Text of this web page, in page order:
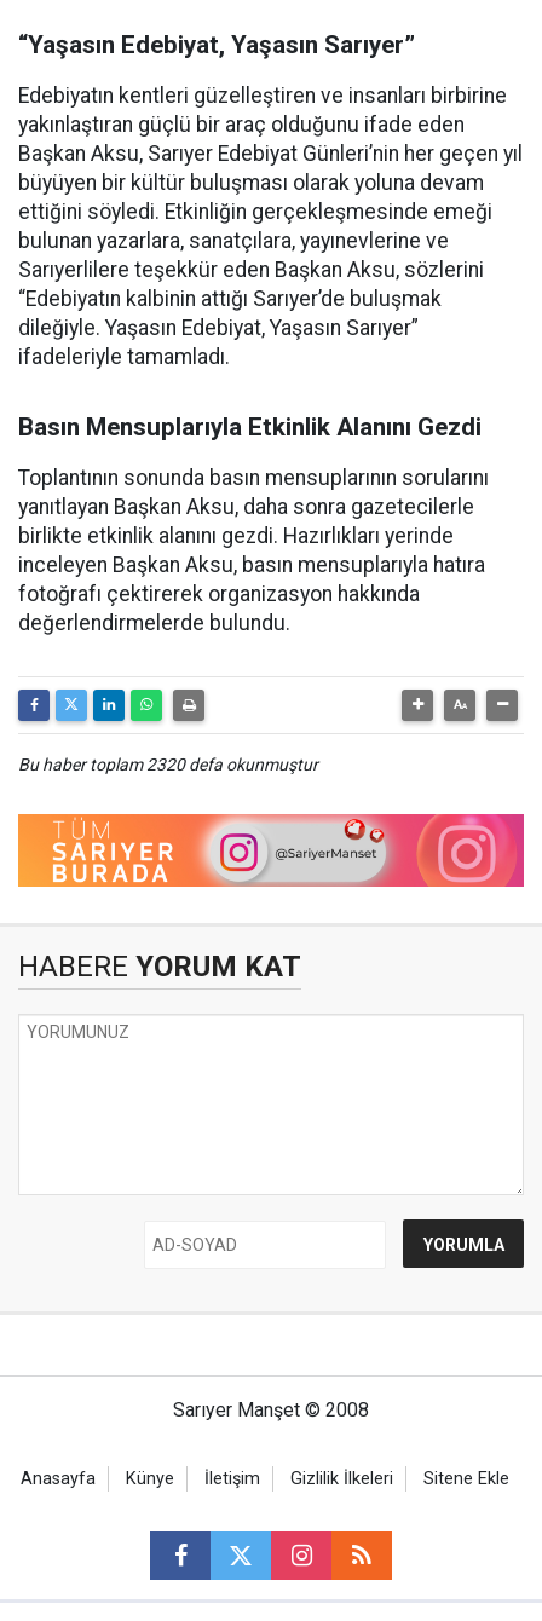
“Yaşasın Edebiyat, Yaşasın Sarıyer”
Edebiyatın kentleri güzelleştiren ve insanları birbirine
yakınlaştıran güçlü bir araç olduğunu ifade eden
Başkan Aksu, Sarıyer Edebiyat Günleri’nin her geçen yıl
büyüyen bir kültür buluşması olarak yoluna devam
ettiğini söyledi. Etkinliğin gerçekleşmesinde emeği
bulunan yazarlara, sanatçılara, yayınevlerine ve
Sarıyerlilere teşekkür eden Başkan Aksu, sözlerini
“Edebiyatın kalbinin attığı Sarıyer’de buluşmak
dileğiyle. Yaşasın Edebiyat, Yaşasın Sarıyer”
ifadeleriyle tamamladı.
Basın Mensuplarıyla Etkinlik Alanını Gezdi
Toplantının sonunda basın mensuplarının sorularını
yanıtlayan Başkan Aksu, daha sonra gazetecilerle
birlikte etkinlik alanını gezdi. Hazırlıkları yerinde
inceleyen Başkan Aksu, basın mensuplarıyla hatıra
fotoğrafı çektirerek organizasyon hakkında
değerlendirmelerde bulundu.
Bu haber toplam 2320 defa okunmuştur
HABERE YORUM KAT
Sarıyer Manşet © 2008
Anasayfa Künye İletişim Gizlilik İlkeleri Sitene Ekle